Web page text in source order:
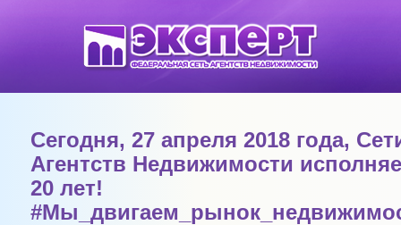
Сегодня, 27 апреля 2018 года,
Агентств Недвижимости
20 лет!